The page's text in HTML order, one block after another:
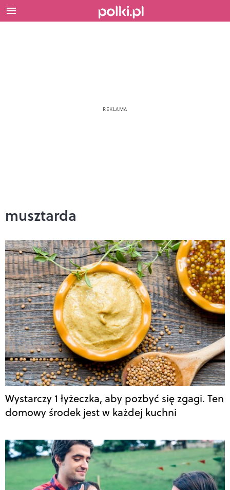
musztarda
Wystarczy 1 łyżeczka, aby pozbyć się zgagi. Ten
domowy środek jest w każdej kuchni